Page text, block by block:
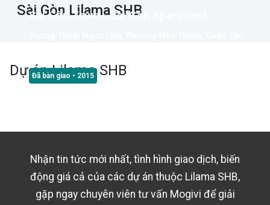
Sài Gòn Lilama SHB
Dự ánLilama SHB
Sài Gòn Town - Sài Gòn Apartment
Đã bàn giao • 2015
Nhận tin tức mới nhất, tình hình giao dịch, biến
động giá cả của các dự án thuộc Lilama SHB,
gặp ngay chuyên viên tư vấn Mogivi để giải